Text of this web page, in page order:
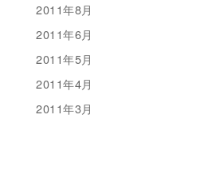
2011年8月
2011年6月
2011年5月
2011年4月
2011年3月